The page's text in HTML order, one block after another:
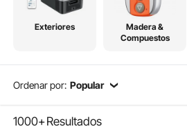
Exteriores
Madera &
Compuestos
Ordenar por: Popular
1000+Resultados